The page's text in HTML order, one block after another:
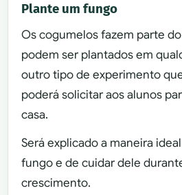
Plante um fungo
Os cogumelos fazem parte
podem ser plantados em
outro tipo de experimento
poderá solicitar aos alunos
casa.
Será explicado a maneira
fungo e de cuidar dele
crescimento.